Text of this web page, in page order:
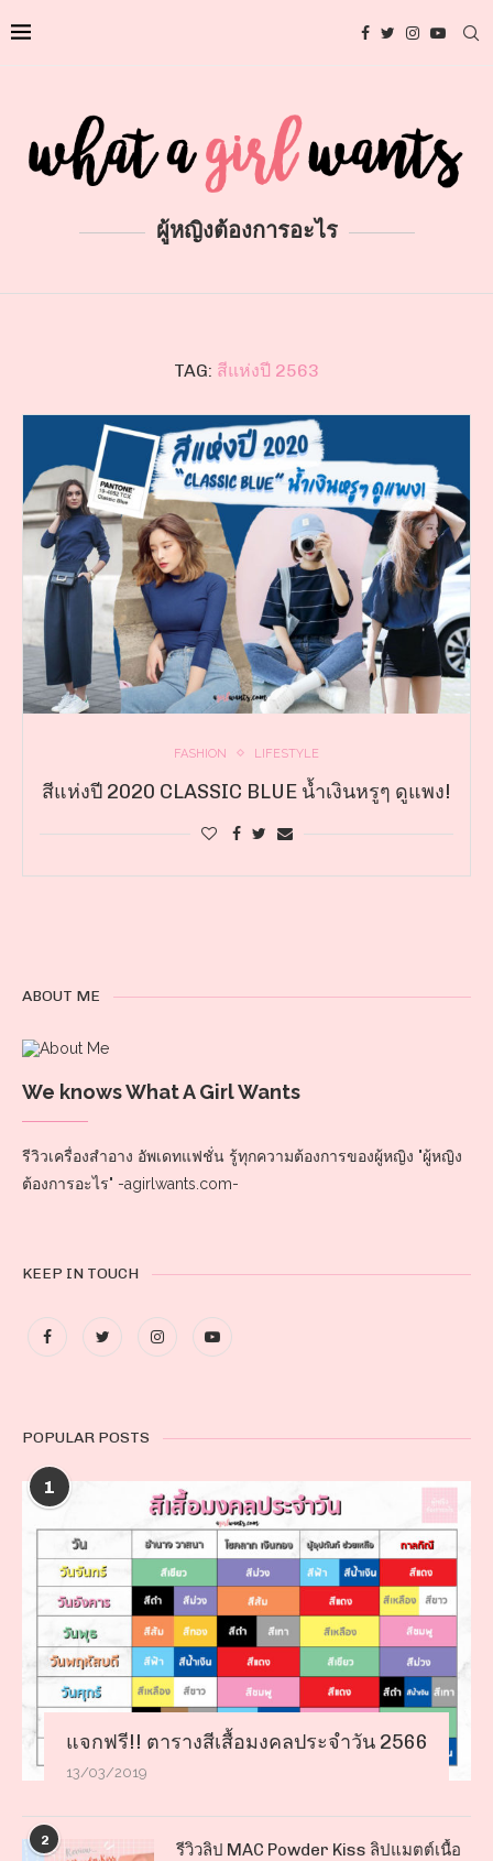
ผู้หญิงต้องการอะไร
TAG: สีแห่งปี 2563
FASHION LIFESTYLE
สีแห่งปี 2020 CLASSIC BLUE น้ำเงินหรูๆ ดูแพง!
ABOUT ME
We knows What A Girl Wants
รีวิวเครื่องสำอาง อัพเดทแฟชั่น รู้ทุกความต้องการของผู้หญิง "ผู้หญิง
ต้องการอะไร" -agirlwants.com-
KEEP IN TOUCH
POPULAR POSTS
1
แจกฟรี!! ตารางสีเสื้อมงคลประจำวัน 2566
13/03/2019
2
รีวิวลิป MAC Powder Kiss ลิปแมตต์เนื้อ